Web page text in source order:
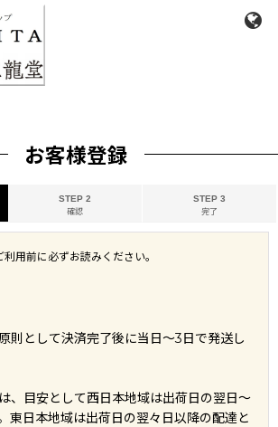
お客様登録
STEP 2
確認
STEP 3
完了
利用前に必ずお読みください。
則として決済完了後に当日～3日で発送し
、目安として西日本地域は出荷日の翌日～
東日本地域は出荷日の翌々日以降の配達と